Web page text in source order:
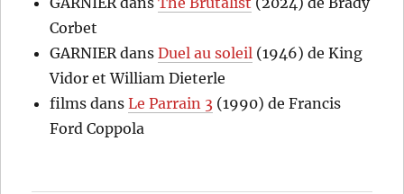
Corbet
GARNIER dansDuel au soleil (1946) de King
Vidor et William Dieterle
films dansLe Parrain 3 (1990) de Francis
Ford Coppola